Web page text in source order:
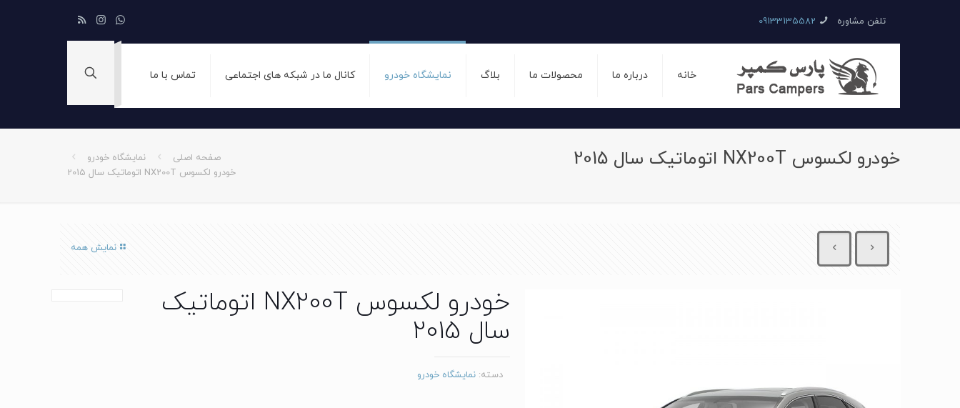
تلفن مشاوره 09133135582
خانه درباره ما محصولات ما بلاگ نمایشگاه خودرو کانال ما در شبکه های اجتماعی تماس با ما
خودرو لکسوس NX200T اتوماتیک سال 2015 صفحه اصلی
نمایشگاه خودرو
خودرو لکسوس NX200T اتوماتیک سال 2015
نمایش همه
خودرو لکسوس NX200T اتوماتیک
سال 2015
دسته:نمایشگاه خودرو